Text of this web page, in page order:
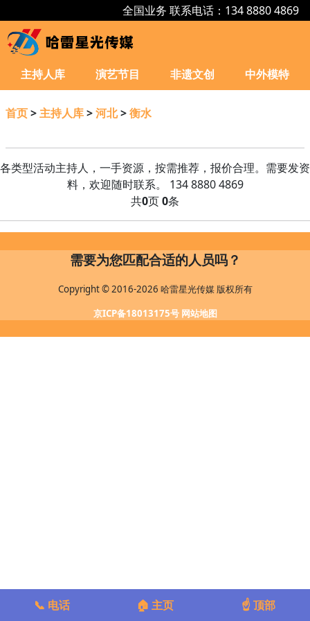
全国业务 联系电话：134 8880 4869
主持人库 演艺节目 非遗文创 中外模特
首页>主持人库>河北>衡水
各类型活动主持人，一手资源，按需推荐，报价合理。需要发资
料，欢迎随时联系。 134 8880 4869
共0页0条
📞 电话 🏠 主页 ☝️ 顶部
需要为您匹配合适的人员吗？
Copyright © 2016-2026 哈雷星光传媒 版权所有
京ICP备18013175号 网站地图